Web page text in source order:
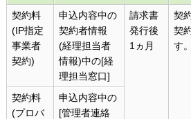
契約料
(IP指定
事業者
契約)
申込内容中の
契約者情報
(経理担当者
情報)中の[経
理担当窓口]
請求書
発行後
1ヵ月
契
契
す。
契約料
(プロバ
申込内容中の
[管理者連絡